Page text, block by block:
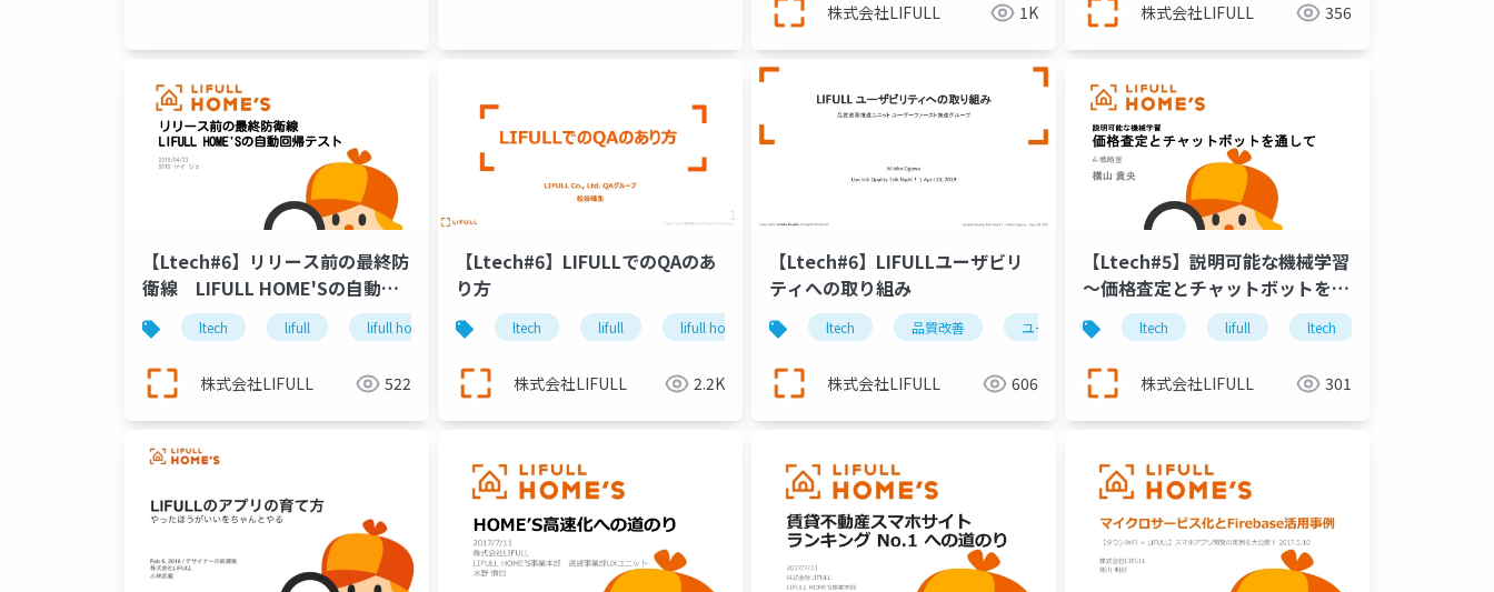
株式会社LIFULL 1K 株式会社LIFULL 356
【Ltech#6】リリース前の最終防
衛線 LIFULL HOME'Sの自動回
帰テストltech lifull lifull home's 自動回帰テスト 自動システムテスト 静的解析 パフォーマンステスト page object linkstatus
株式会社LIFULL 522
【Ltech#6】LIFULLでのQAのあ
り方
ltech lifull lifull home's jasst qa4ai リスクマネジメント qa 品質保証
株式会社LIFULL 2.2K
【Ltech#6】LIFULLユーザビリ
ティへの取り組み
ltech 品質改善 ユーザーファースト ユーザビリティ
株式会社LIFULL 606
【Ltech#5】説明可能な機械学習
～価格査定とチャットボットを通
して
ltech lifull ltech
株式会社LIFULL 301